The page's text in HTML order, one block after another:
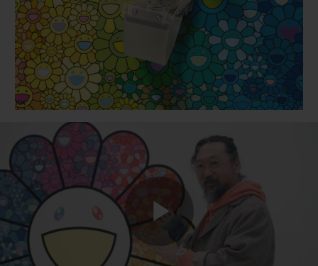
Play
BIG BANG
SUMMER MULTI-
COLORED CERAMIC
PEACH CERAMIC
SPIRIT OF BIG
ESSENTIAL
ОНЛАЙН-
ПРОДАЖА
КОНТАКТЫ